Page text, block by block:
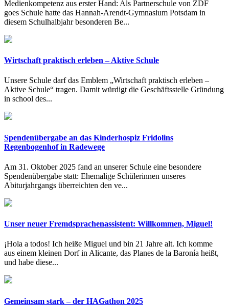
Medienkompetenz aus erster Hand: Als Partnerschule von ZDF
goes Schule hatte das Hannah-Arendt-Gymnasium Potsdam in
diesem Schulhalbjahr besonderen Be...
Wirtschaft praktisch erleben – Aktive Schule
Unsere Schule darf das Emblem „Wirtschaft praktisch erleben –
Aktive Schule“ tragen. Damit würdigt die Geschäftsstelle Gründung
in school des...
Spendenübergabe an das Kinderhospiz Fridolins
Regenbogenhof in Radewege
Am 31. Oktober 2025 fand an unserer Schule eine besondere
Spendenübergabe statt: Ehemalige Schülerinnen unseres
Abiturjahrgangs überreichten den ve...
Unser neuer Fremdsprachenassistent: Willkommen, Miguel!
¡Hola a todos! Ich heiße Miguel und bin 21 Jahre alt. Ich komme
aus einem kleinen Dorf in Alicante, das Planes de la Baronía heißt,
und habe diese...
Gemeinsam stark – der HAGathon 2025